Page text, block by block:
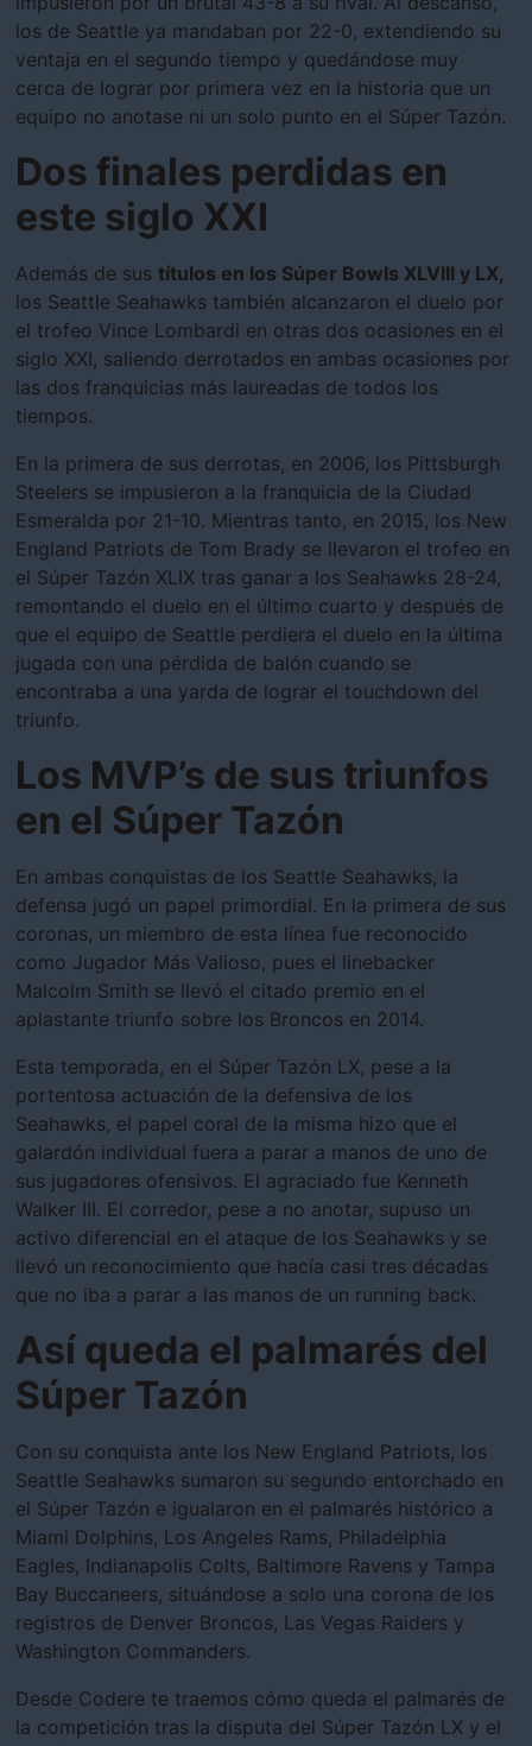
los de Seattle ya mandaban por 22-0, extendiendo su
ventaja en el segundo tiempo y quedándose muy
cerca de lograr por primera vez en la historia que un
equipo no anotase ni un solo punto en el Súper Tazón.
Dos finales perdidas en
este siglo XXI
Además de sus títulos en los Súper Bowls XLVIII y LX,
los Seattle Seahawks también alcanzaron el duelo por
el trofeo Vince Lombardi en otras dos ocasiones en el
siglo XXI, saliendo derrotados en ambas ocasiones por
las dos franquicias más laureadas de todos los
tiempos.
En la primera de sus derrotas, en 2006, los Pittsburgh
Steelers se impusieron a la franquicia de la Ciudad
Esmeralda por 21-10. Mientras tanto, en 2015, los New
England Patriots de Tom Brady se llevaron el trofeo en
el Súper Tazón XLIX tras ganar a los Seahawks 28-24,
remontando el duelo en el último cuarto y después de
que el equipo de Seattle perdiera el duelo en la última
jugada con una pérdida de balón cuando se
encontraba a una yarda de lograr el touchdown del
triunfo.
Los MVP’s de sus triunfos
en el Súper Tazón
En ambas conquistas de los Seattle Seahawks, la
defensa jugó un papel primordial. En la primera de sus
coronas, un miembro de esta línea fue reconocido
como Jugador Más Valioso, pues el linebacker
Malcolm Smith se llevó el citado premio en el
aplastante triunfo sobre los Broncos en 2014.
Esta temporada, en el Súper Tazón LX, pese a la
portentosa actuación de la defensiva de los
Seahawks, el papel coral de la misma hizo que el
galardón individual fuera a parar a manos de uno de
sus jugadores ofensivos. El agraciado fue Kenneth
Walker III. El corredor, pese a no anotar, supuso un
activo diferencial en el ataque de los Seahawks y se
llevó un reconocimiento que hacía casi tres décadas
que no iba a parar a las manos de un running back.
Así queda el palmarés del
Súper Tazón
Con su conquista ante los New England Patriots, los
Seattle Seahawks sumaron su segundo entorchado en
el Súper Tazón e igualaron en el palmarés histórico a
Miami Dolphins, Los Angeles Rams, Philadelphia
Eagles, Indianapolis Colts, Baltimore Ravens y Tampa
Bay Buccaneers, situándose a solo una corona de los
registros de Denver Broncos, Las Vegas Raiders y
Washington Commanders.
Desde Codere te traemos cómo queda el palmarés de
la competición tras la disputa del Súper Tazón LX y el